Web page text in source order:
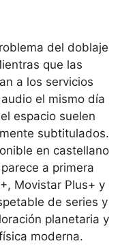
del doblaje
que las
a los servicios
el mismo día
espacio suelen
subtitulados.
en castellano
a primera
Movistar Plus+ y
de series y
planetaria y
moderna.